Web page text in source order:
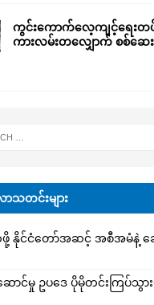
ကွင်းကောက်လေ့ကျင့်ရေးတ
ကားလမ်းတလျှောက် စစ်ဆေး
တင်းများ
ဖို့ နိုင်ငံတော်အဆင့် အစီအမံနဲ့
င်မှု ဥပဒေ ပိုမိုတင်းကြပ်သွာ